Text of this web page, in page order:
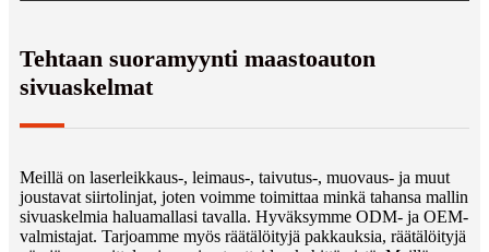
Tehtaan suoramyynti maastoauton
sivuaskelmat
Meillä on laserleikkaus-, leimaus-, taivutus-, muovaus- ja muut
joustavat siirtolinjat, joten voimme toimittaa minkä tahansa mallin
sivuaskelmia haluamallasi tavalla. Hyväksymme ODM- ja OEM-
valmistajat. Tarjoamme myös räätälöityjä pakkauksia, räätälöityjä